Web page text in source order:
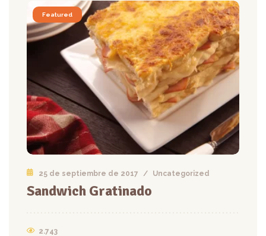
Featured
25 de septiembre de 2017 / Uncategorized
Sandwich Gratinado
2.743